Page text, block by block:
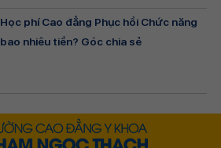
Học phí Cao đẳng Phục hồi Chức năng
bao nhiêu tiền? Góc chia sẻ